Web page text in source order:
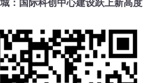
：国际科创中心建设跃上新高度